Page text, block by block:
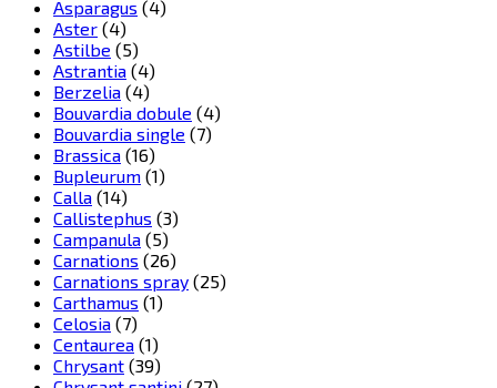
Asparagus (4)
Aster (4)
Astilbe (5)
Astrantia (4)
Berzelia (4)
Bouvardia dobule (4)
Bouvardia single (7)
Brassica (16)
Bupleurum (1)
Calla (14)
Callistephus (3)
Campanula (5)
Carnations (26)
Carnations spray (25)
Carthamus (1)
Celosia (7)
Centaurea (1)
Chrysant (39)